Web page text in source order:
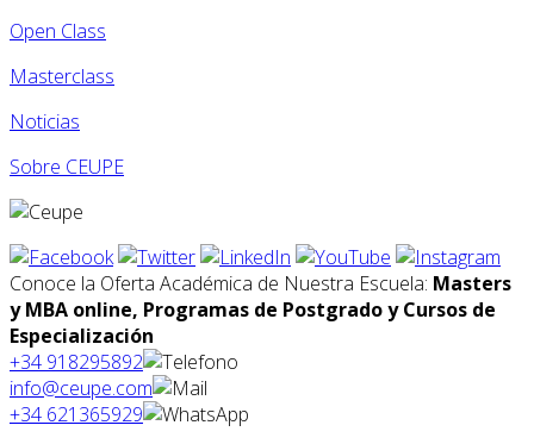
Open Class
Masterclass
Noticias
Sobre CEUPE
Conoce la Oferta Académica de Nuestra Escuela: Masters
y MBA online, Programas de Postgrado y Cursos de
Especialización
+34 918295892
info@ceupe.com
+34 621365929